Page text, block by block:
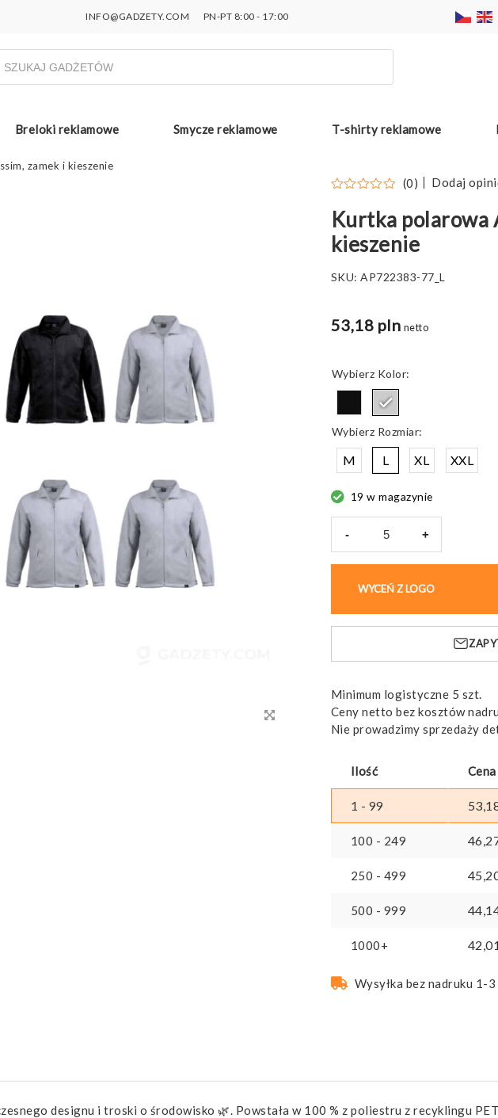
INFO@GADZETY.COM PN-PT 8:00 - 17:00
Breloki reklamowe Smycze reklamowe T-shirty reklamowe
zamek i kieszenie
(0) Dodaj
Kurtka polarowa
kieszenie
SKU:AP722383-77_L
53,18 pln netto
Kolor
Rozmiar
M L XL XXL
19 w magazynie
-
Assim,
zamek
i
+
WYCEŃ Z LOGO
Minimum logistyczne 5 szt.
Ceny netto bez kosztów
Nie prowadzimy sprzedaży
Ilość
1 - 99
100 - 249
250 - 499
500 - 999
1000+ 42,01
Wysyłka bez nadruku 1-
designu i troski o środowisko 🌿. Powstała w 100 % z poliestru z recyklingu